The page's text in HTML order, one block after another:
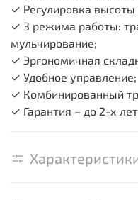
✓ Регулировка
✓ 3 режима работы:
мульчирование;
✓ Эргономичная
✓ Удобное управление;
✓ Комбинированный
✓ Гарантия – до 2-х